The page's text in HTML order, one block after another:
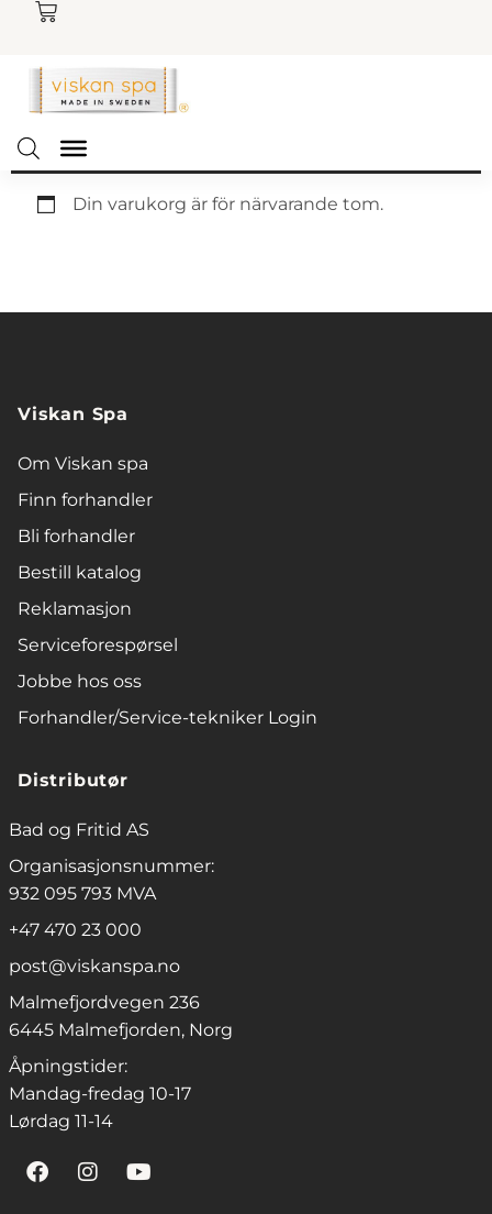
Din varukorg är för närvarande tom.
Viskan Spa
Om Viskan spa
Finn forhandler
Bli forhandler
Bestill katalog
Reklamasjon
Serviceforespørsel
Jobbe hos oss
Forhandler/Service-tekniker Login
Distributør
Bad og Fritid AS
Organisasjonsnummer:
932 095 793 MVA
+47 470 23 000
post@viskanspa.no
Malmefjordvegen 236
6445 Malmefjorden, Norg
Åpningstider:
Mandag-fredag 10-17
Lørdag 11-14